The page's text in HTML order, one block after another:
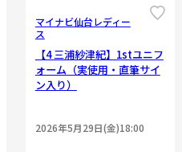
マイナビ仙台レディー
ス
【4 三浦紗津紀】1stユニフ
ォーム（実使用・直筆サイ
ン入り）
2026年5月29日(金)18:00